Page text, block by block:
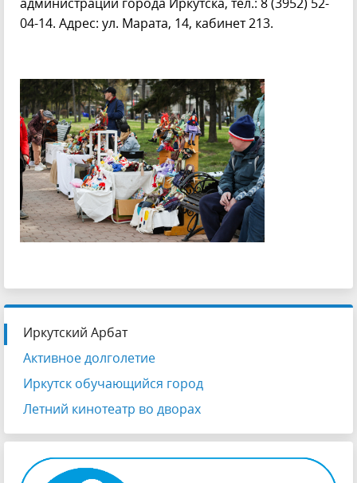
04-14. Адрес: ул. Марата, 14, кабинет 213.
Иркутский Арбат
Активное долголетие
Иркутск обучающийся город
Летний кинотеатр во дворах